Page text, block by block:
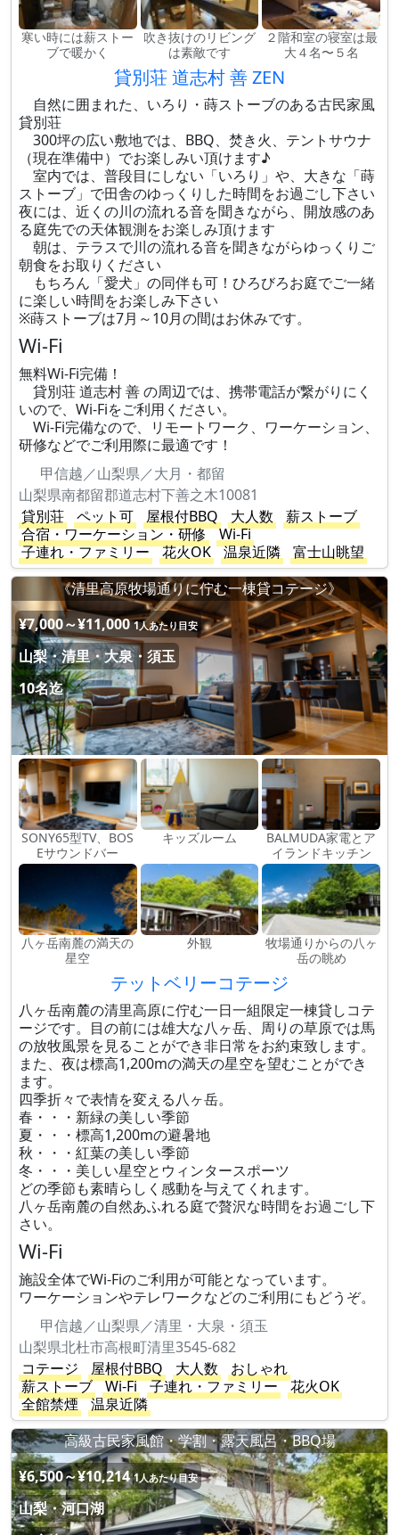
寒い時には薪ストー
ブで暖かく
吹き抜けのリビング
は素敵です
２階和室の寝室は最
大４名〜５名
貸別荘 道志村 善 ZEN
自然に囲まれた、いろり・蒔ストーブのある古民家風
貸別荘
300坪の広い敷地では、BBQ、焚き火、テントサウナ
（現在準備中）でお楽しみい頂けます♪
室内では、普段目にしない「いろり」や、大きな「蒔
ストーブ」で田舎のゆっくりした時間をお過ごし下さい
夜には、近くの川の流れる音を聞きながら、開放感のあ
る庭先での天体観測をお楽しみ頂けます
朝は、テラスで川の流れる音を聞きながらゆっくりご
朝食をお取りください
もちろん「愛犬」の同伴も可！ひろびろお庭でご一緒
に楽しい時間をお楽しみ下さい
※蒔ストーブは7月～10月の間はお休みです。
Wi-Fi
無料Wi-Fi完備！
貸別荘 道志村 善 の周辺では、携帯電話が繋がりにく
いので、Wi-Fiをご利用ください。
Wi-Fi完備なので、リモートワーク、ワーケーション、
研修などでご利用際に最適です！
甲信越／山梨県／大月・都留
山梨県南都留郡道志村下善之木10081
貸別荘
ペット可 屋根付BBQ 大人数
薪ストーブ
合宿・ワーケーション・研修
Wi-Fi
子連れ・ファミリー
花火OK 温泉近隣
富士山眺望
《清里高原牧場通りに佇む一棟貸コテージ》
¥7,000～¥11,000 1人あたり目安
山梨・清里・大泉・須玉
10名迄
SONY65型TV、BOS
Eサウンドバー
キッズルーム
BALMUDA家電とア
イランドキッチン
八ヶ岳南麓の満天の
星空
外観
牧場通りからの八ヶ
岳の眺め
テットベリーコテージ
八ヶ岳南麓の清里高原に佇む一日一組限定一棟貸しコテ
ージです。目の前には雄大な八ヶ岳、周りの草原では馬
の放牧風景を見ることができ非日常をお約束致します。
また、夜は標高1,200mの満天の星空を望むことができ
ます。
四季折々で表情を変える八ヶ岳。
春・・・新緑の美しい季節
夏・・・標高1,200mの避暑地
秋・・・紅葉の美しい季節
冬・・・美しい星空とウィンタースポーツ
どの季節も素晴らしく感動を与えてくれます。
八ヶ岳南麓の自然あふれる庭で贅沢な時間をお過ごし下
さい。
Wi-Fi
施設全体でWi-Fiのご利用が可能となっています。
ワーケーションやテレワークなどのご利用にもどうぞ。
甲信越／山梨県／清里・大泉・須玉
山梨県北杜市高根町清里3545-682
コテージ
屋根付BBQ 大人数
おしゃれ
薪ストーブ
Wi-Fi 子連れ・ファミリー
花火OK
全館禁煙
温泉近隣
高級古民家風館・学割・露天風呂・BBQ場
¥6,500～¥10,214 1人あたり目安
山梨・河口湖